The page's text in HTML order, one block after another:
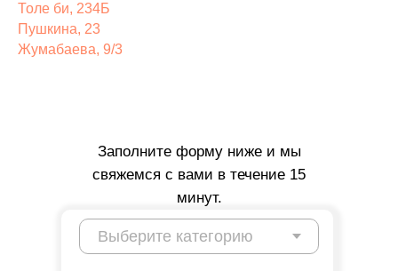
Толе би, 234Б
Пушкина, 23
Жумабаева, 9/3
Заполните форму ниже и мы
свяжемся с вами в течение 15
минут.